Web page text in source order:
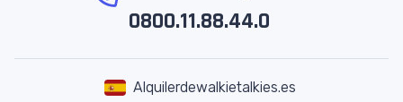
0800.11.88.44.0
Alquilerdewalkietalkies.es